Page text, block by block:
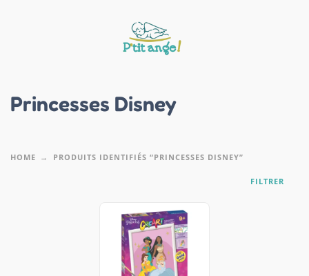
Princesses Disney
HOME PRODUITS IDENTIFIÉS “PRINCESSES DISNEY”
FILTRER